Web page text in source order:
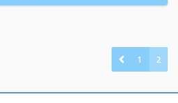
1 2